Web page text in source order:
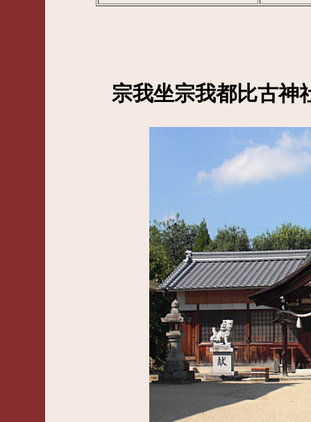
宗我坐宗我都比古神